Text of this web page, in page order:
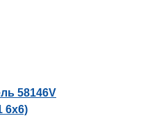
58146V
6х6)